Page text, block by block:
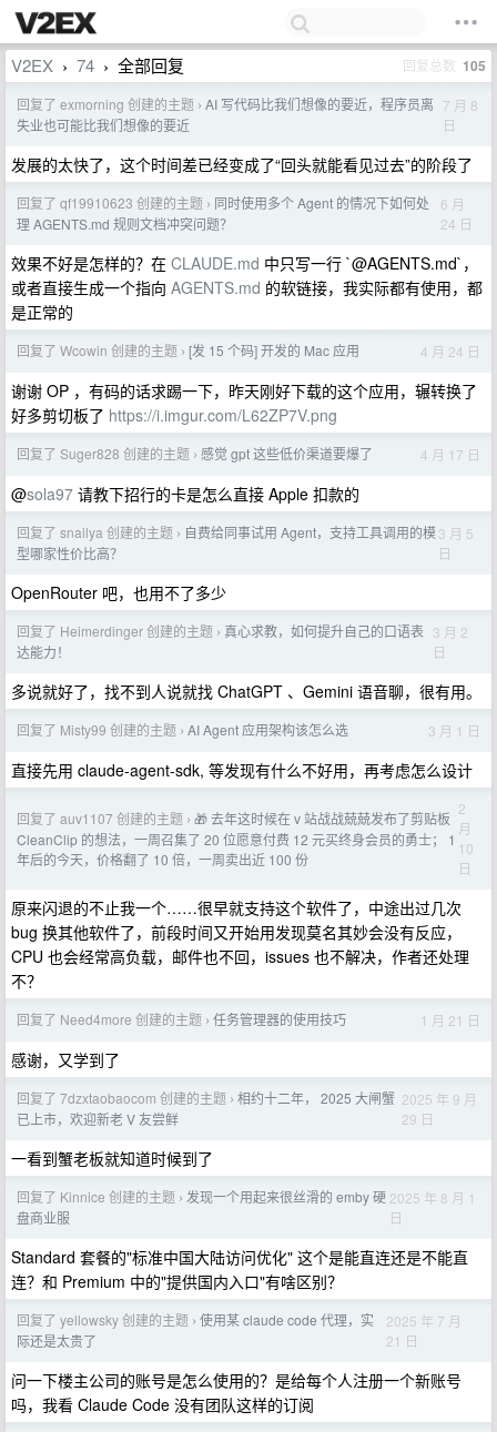
V2EX › 74 › 全部回复 回复总数 105
回复了 exmorning 创建的主题 › AI 写代码比我们想像的要近，程序员离
失业也可能比我们想像的要近
7 月 8
日
发展的太快了，这个时间差已经变成了“回头就能看见过去”的阶段了
回复了 qf19910623 创建的主题 › 同时使用多个 Agent 的情况下如何处
理 AGENTS.md 规则文档冲突问题？
6 月
24 日
效果不好是怎样的？在 CLAUDE.md 中只写一行 `@AGENTS.md`，
或者直接生成一个指向 AGENTS.md 的软链接，我实际都有使用，都
是正常的
回复了 Wcowin 创建的主题 › [发 15 个码] 开发的 Mac 应用 4 月 24 日
谢谢 OP ，有码的话求踢一下，昨天刚好下载的这个应用，辗转换了
好多剪切板了 https://i.imgur.com/L62ZP7V.png
回复了 Suger828 创建的主题 › 感觉 gpt 这些低价渠道要爆了 4 月 17 日
@sola97 请教下招行的卡是怎么直接 Apple 扣款的
回复了 snailya 创建的主题 › 自费给同事试用 Agent，支持工具调用的模
型哪家性价比高？
3 月 5
日
OpenRouter 吧，也用不了多少
回复了 Heimerdinger 创建的主题 › 真心求教，如何提升自己的口语表
达能力！
3 月 2
日
多说就好了，找不到人说就找 ChatGPT 、Gemini 语音聊，很有用。
回复了 Misty99 创建的主题 › AI Agent 应用架构该怎么选 3 月 1 日
直接先用 claude-agent-sdk, 等发现有什么不好用，再考虑怎么设计
回复了 auv1107 创建的主题 › 🎁 去年这时候在 v 站战战兢兢发布了剪贴板
CleanClip 的想法，一周召集了 20 位愿意付费 12 元买终身会员的勇士； 1
年后的今天，价格翻了 10 倍，一周卖出近 100 份
2
月
10
日
原来闪退的不止我一个……很早就支持这个软件了，中途出过几次
bug 换其他软件了，前段时间又开始用发现莫名其妙会没有反应，
CPU 也会经常高负载，邮件也不回，issues 也不解决，作者还处理
不？
回复了 Need4more 创建的主题 › 任务管理器的使用技巧 1 月 21 日
感谢，又学到了
回复了 7dzxtaobaocom 创建的主题 › 相约十二年， 2025 大闸蟹
已上市，欢迎新老 V 友尝鲜
2025 年 9 月
29 日
一看到蟹老板就知道时候到了
回复了 Kinnice 创建的主题 › 发现一个用起来很丝滑的 emby 硬
盘商业服
2025 年 8 月 1
日
Standard 套餐的"标准中国大陆访问优化" 这个是能直连还是不能直
连？和 Premium 中的"提供国内入口"有啥区别？
回复了 yellowsky 创建的主题 › 使用某 claude code 代理，实
际还是太贵了
2025 年 7 月
21 日
问一下楼主公司的账号是怎么使用的？是给每个人注册一个新账号
吗，我看 Claude Code 没有团队这样的订阅